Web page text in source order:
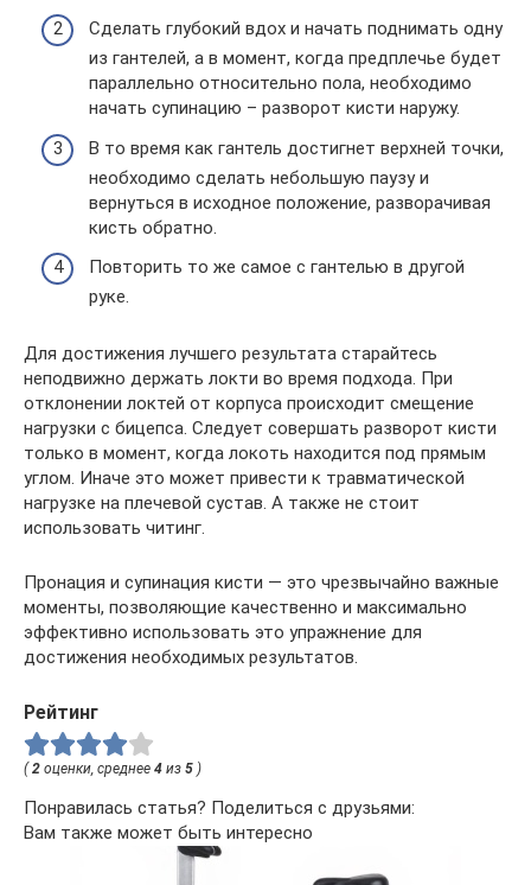
Сделать глубокий вдох и начать поднимать одну
из гантелей, а в момент, когда предплечье будет
параллельно относительно пола, необходимо
начать супинацию – разворот кисти наружу.
В то время как гантель достигнет верхней точки,
необходимо сделать небольшую паузу и
вернуться в исходное положение, разворачивая
кисть обратно.
Повторить то же самое с гантелью в другой
руке.
Для достижения лучшего результата старайтесь
неподвижно держать локти во время подхода. При
отклонении локтей от корпуса происходит смещение
нагрузки с бицепса. Следует совершать разворот кисти
только в момент, когда локоть находится под прямым
углом. Иначе это может привести к травматической
нагрузке на плечевой сустав. А также не стоит
использовать читинг.
Пронация и супинация кисти — это чрезвычайно важные
моменты, позволяющие качественно и максимально
эффективно использовать это упражнение для
достижения необходимых результатов.
Рейтинг
( 2 оценки, среднее 4 из 5 )
Понравилась статья? Поделиться с друзьями:
Вам также может быть интересно